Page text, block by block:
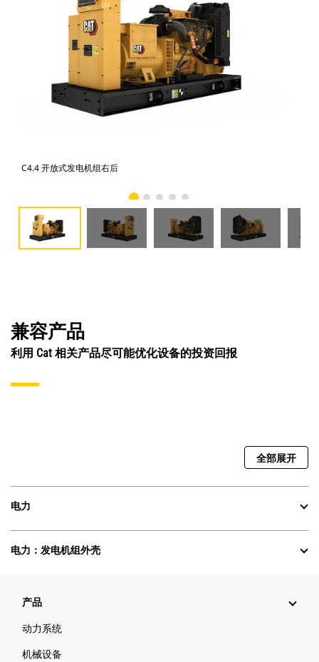
C4.4 开放式发电机组右后
兼容产品
利用 Cat 相关产品尽可能优化设备的投资回报
全部展开
电力
电力：发电机组外壳
产品
动力系统
机械设备